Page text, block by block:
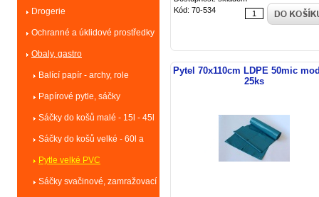
Drogerie
Ochranné a úklidové prostředky
Obaly, gastro
Balící papír - archy, role
Papírové pytle, sáčky
Sáčky do košů malé - 15l - 45l
Sáčky do košů velké - 60l a
více
Pytle velké PVC
Sáčky svačinové, zamražovací
Kód: 70-534
Pytel 70x110cm LDPE 50mic
25ks